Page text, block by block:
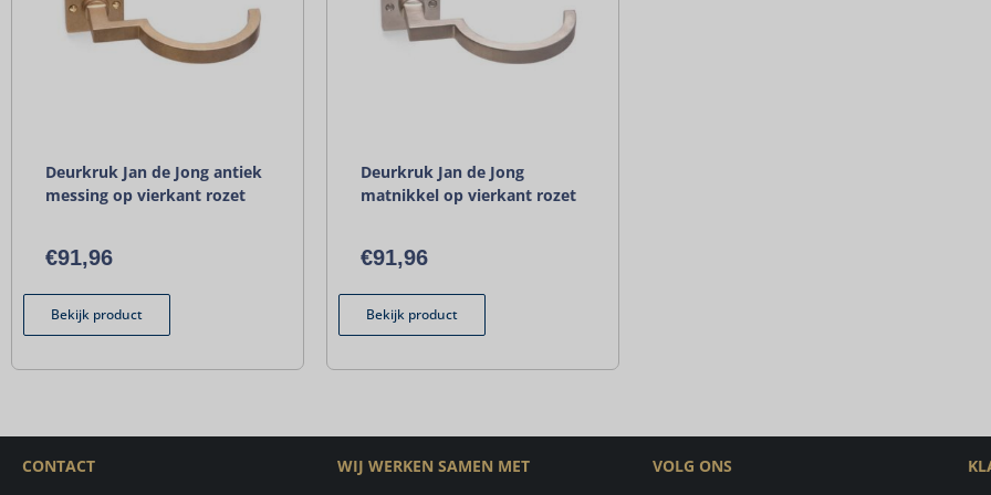
Deurkruk Jan de Jong antiek
messing op vierkant rozet
€91,96
Bekijk product
Deurkruk Jan de Jong
matnikkel op vierkant rozet
€91,96
Bekijk product
CONTACT WIJ WERKEN SAMEN MET VOLG ONS